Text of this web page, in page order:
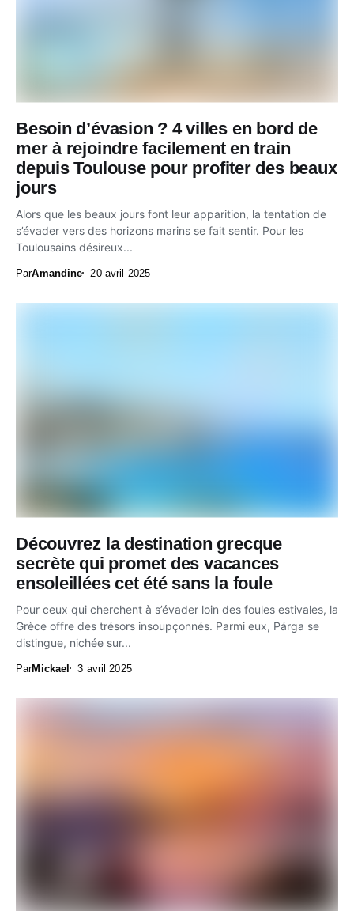
Besoin d’évasion ? 4 villes en bord de
mer à rejoindre facilement en train
depuis Toulouse pour profiter des beaux
jours
Alors que les beaux jours font leur apparition, la tentation de
s’évader vers des horizons marins se fait sentir. Pour les
Toulousains désireux...
ParAmandine 20 avril 2025
Découvrez la destination grecque
secrète qui promet des vacances
ensoleillées cet été sans la foule
Pour ceux qui cherchent à s’évader loin des foules estivales, la
Grèce offre des trésors insoupçonnés. Parmi eux, Párga se
distingue, nichée sur...
ParMickael 3 avril 2025